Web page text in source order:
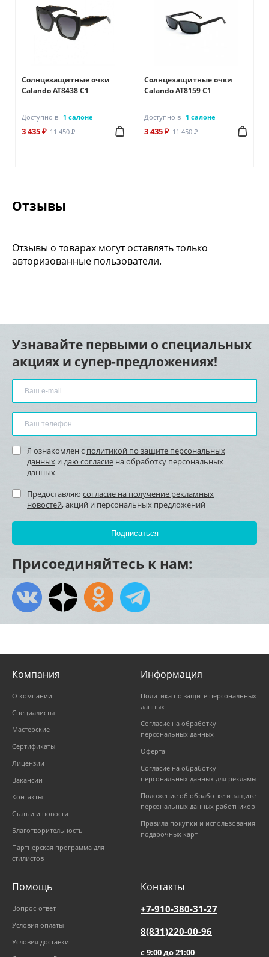
Солнцезащитные очки
Calando AT8438 C1
Доступно в 1 салоне
3 435 ₽ 11 450 ₽
Солнцезащитные очки
Calando AT8159 C1
Доступно в 1 салоне
3 435 ₽ 11 450 ₽
Отзывы
Отзывы о товарах могут оставлять только
авторизованные пользователи.
Узнавайте первыми о специальных
акциях и супер-предложениях!
Я ознакомлен с политикой по защите персональных
данных и даю согласие на обработку персональных
данных
Предоставляю согласие на получение рекламных
новостей, акций и персональных предложений
Присоединяйтесь к нам:
Компания
О компании
Специалисты
Мастерские
Сертификаты
Лицензии
Вакансии
Контакты
Статьи и новости
Благотворительность
Партнерская программа для
стилистов
Информация
Политика по защите персональных
данных
Согласие на обработку
персональных данных
Оферта
Согласие на обработку
персональных данных для рекламы
Положение об обработке и защите
персональных данных работников
Правила покупки и использования
подарочных карт
Помощь
Вопрос-ответ
Условия оплаты
Условия доставки
Контакты
+7-910-380-31-27
8(831)220-00-96
с 9:00 до 21:00